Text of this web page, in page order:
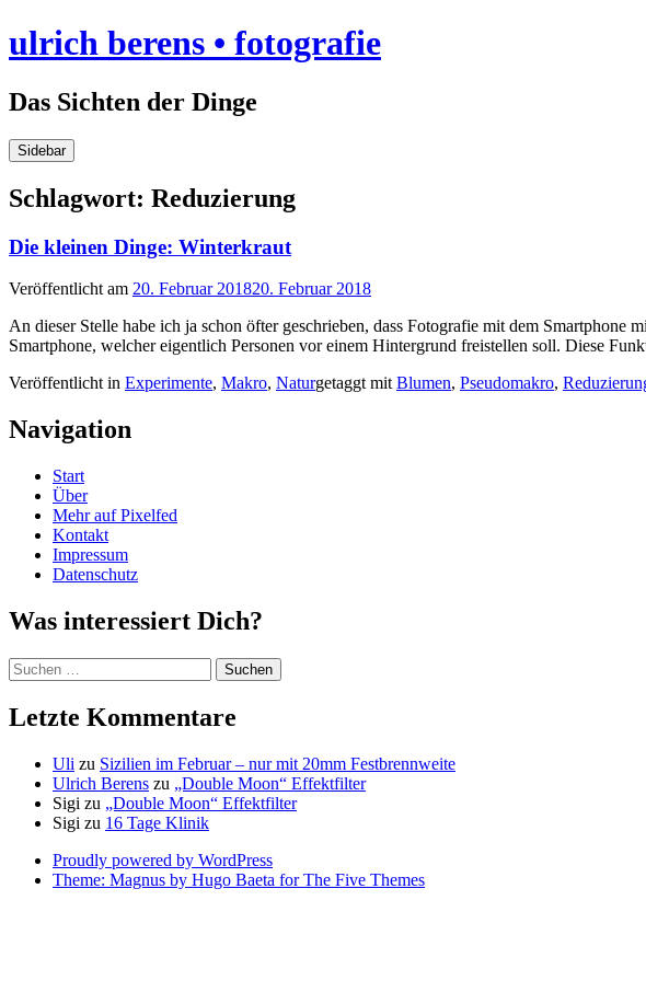
Skip
to
ulrich berens • fotografie
Das Sichten der Dinge
Sidebar
Schlagwort: Reduzierung
Die kleinen Dinge: Winterkraut
Veröffentlicht am 20. Februar 201820. Februar 2018
An dieser Stelle habe ich ja schon öfter geschrieben, dass Fotografie mit dem
Smartphone, welcher eigentlich Personen vor einem Hintergrund freistellen soll. Diese
Veröffentlicht in Experimente, Makro, Naturgetaggt mit Blumen, Pseudomakro,
Navigation
Start
Über
Mehr auf Pixelfed
Kontakt
Impressum
Datenschutz
Was interessiert Dich?
Suchen
nach:
Letzte Kommentare
Uli zu Sizilien im Februar – nur mit 20mm Festbrennweite
Ulrich Berens zu „Double Moon“ Effektfilter
Sigi zu „Double Moon“ Effektfilter
Sigi zu 16 Tage Klinik
Proudly powered by WordPress
Theme: Magnus by Hugo Baeta for The Five Themes